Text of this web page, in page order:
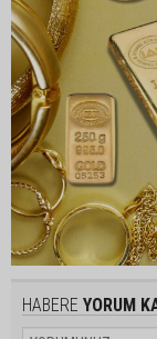
HABERE YORUM